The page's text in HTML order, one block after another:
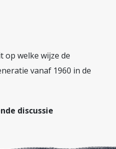
op welke wijze de
vanaf 1960 in de
discussie